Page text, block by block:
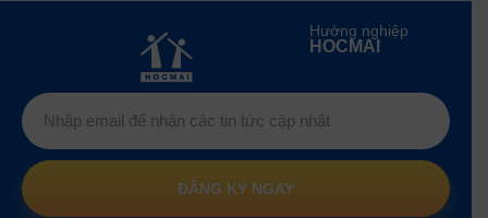
Hướng nghiệp
HOCMAI
ĐĂNG KÝ NGAY